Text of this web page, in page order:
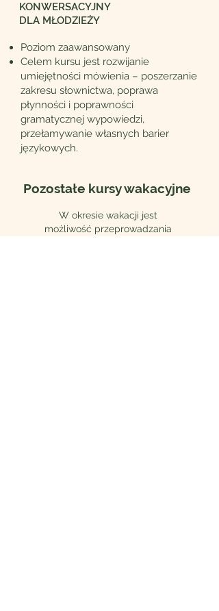
KONWERSACYJNY
DLA MŁODZIEŻY
Poziom zaawansowany
Celem kursu jest rozwijanie
umiejętności mówienia – poszerzanie
zakresu słownictwa, poprawa
płynności i poprawności
gramatycznej wypowiedzi,
przełamywanie własnych barier
językowych.
Pozostałe kursy wakacyjne
W okresie wakacji jest
możliwość przeprowadzania